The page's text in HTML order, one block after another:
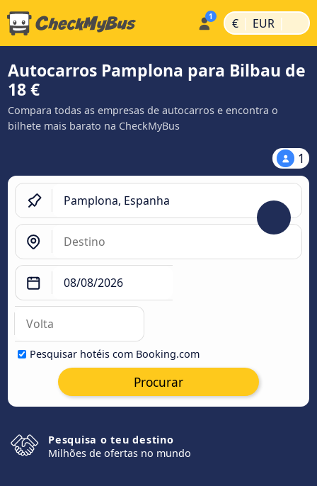
€ | EUR |
Autocarros Pamplona para Bilbau de
18 €
Compara todas as empresas de autocarros e encontra o
bilhete mais barato na CheckMyBus
1
Pesquisar hotéis com Booking.com
Procurar
Pesquisa o teu destino
Milhões de ofertas no mundo